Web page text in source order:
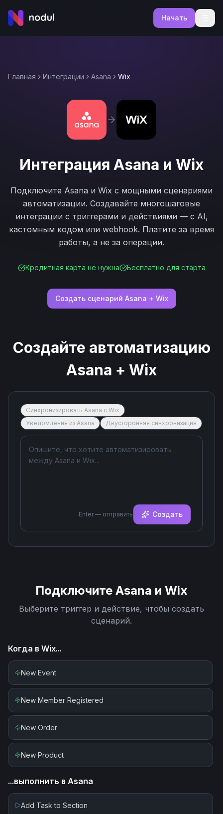
Начать
Главная Интеграции Asana Wix
Интеграция Asana и Wix
Подключите Asana и Wix с мощными сценариями
автоматизации. Создавайте многошаговые
интеграции с триггерами и действиями — с AI,
кастомным кодом или webhook. Платите за время
работы, а не за операции.
Кредитная карта не нужна Бесплатно для старта
Создать сценарий Asana + Wix
Создайте автоматизацию
Asana + Wix
Синхронизировать Asana с Wix
Уведомления из Asana
Двусторонняя синхронизация
Enter — отправить Создать
Подключите Asana и Wix
Выберите триггер и действие, чтобы создать
сценарий.
Когда в Wix...
New Event
New Member Registered
New Order
New Product
...выполнить в Asana
Add Task to Section